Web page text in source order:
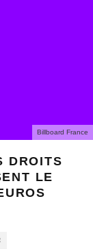
Billboard France
DROITS
LE